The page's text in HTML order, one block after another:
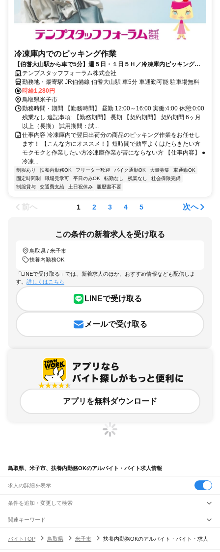
冷凍庫内でのピッキング作業
【伯耆大山駅から車で5分】週５日・１日５Ｈ／冷凍庫内ピッキング作
業 テンプスタッフフォーラム株式会社
勤務地・最寄駅 JR伯備線 伯耆大山駅 車5分 車通勤可能 駐車場無料
時給1,280円
鳥取県米子市
勤務時間・期間 【勤務時間】 昼勤 12:00～16:00 実働:4:00 休憩:0:00
残業なし 追記事項: 【勤務期間】 長期 【契約期間】 契約期間:6ヶ月
以上（長期） 試用期間：試...
仕事内容 冷凍庫内で翌日出荷分の商品のピッキング作業をお任せし
ます！ 【こんな方にオススメ！】短時間で効率よくはたらきたい方
モクモクと作業したい方冷凍庫作業が苦にならない方 【仕事内容】 ●
冷凍...
制服あり 扶養内勤務OK フリーター歓迎 バイク通勤OK 大量募集
車通勤OK
固定時間制
職場見学可 平日のみOK 転勤なし 残業なし
社会保険完備
制服貸与
交通費支給 土日祝休み 履歴書不要
前へ 1 2 3 4 5 次へ
この条件の新着求人を受け取る
鳥取県 / 米子市
扶養内勤務OK
「LINEで受け取る」では、新着求人のほか、おすすめ情報なども配信しま
す。 詳しくはこちら
LINEで受け取る
メールで受け取る
アプリを無料ダウンロード
鳥取県、米子市、扶養内勤務OKのアルバイト・バイト求人情報
求人の詳細を表示
条件を追加・変更して検索
市区町村を追加・変更
鳥取県すべて
駅を追加・変更
関連キーワード
鳥取県 米子市 バイト
鳥取県 米子市 作業員
バイトTOP 鳥取県 米子市 扶養内勤務OKのアルバイト・バイト・求人